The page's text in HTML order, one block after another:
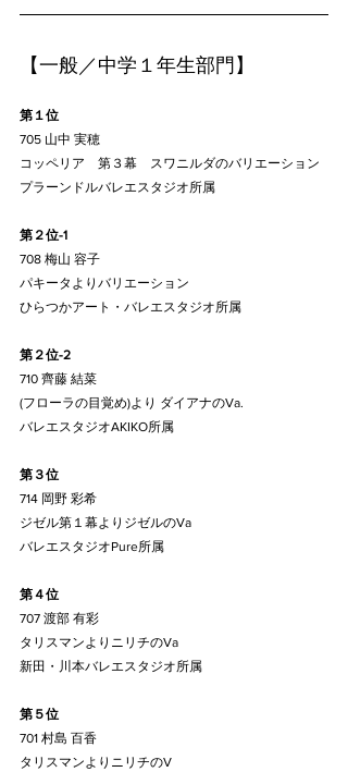
​【一般／中学１年生部門】
第１位
705 山中 実穂
コッペリア　第３幕　スワニルダのバリエーション
プラーンドルバレエスタジオ所属
第２位-1
708 梅山 容子
パキータよりバリエーション
ひらつかアート・バレエスタジオ所属
第２位-2
710 齊藤 結菜
(フローラの目覚め)より ダイアナのVa.
バレエスタジオAKIKO所属
第３位
714 岡野 彩希
ジゼル第１幕よりジゼルのVa
バレエスタジオPure所属
第４位
707 渡部 有彩
タリスマンよりニリチのVa
新田・川本バレエスタジオ所属
第５位
701 村島 百香
タリスマンよりニリチのV